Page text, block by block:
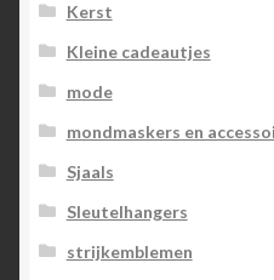
Kerst
Kleine cadeautjes
mode
mondmaskers en
Sjaals
Sleutelhangers
strijkemblemen